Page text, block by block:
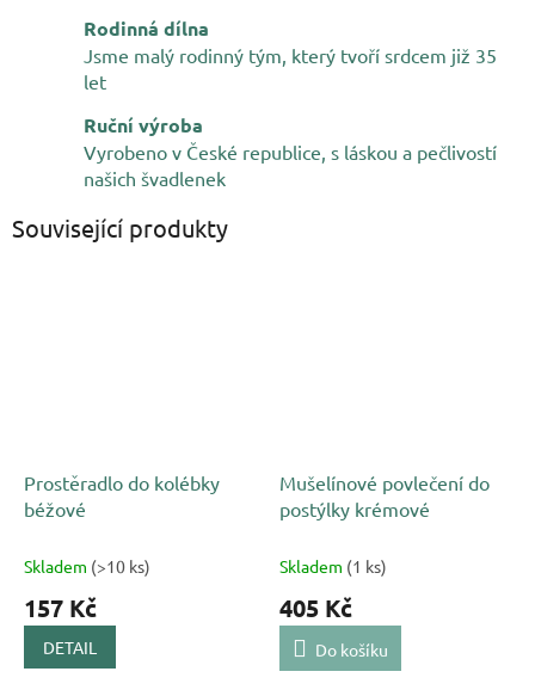
Rodinná dílna
Jsme malý rodinný tým, který tvoří srdcem již 35
let
Ruční výroba
Vyrobeno v České republice, s láskou a pečlivostí
našich švadlenek
Související produkty
Prostěradlo do kolébky
béžové
Skladem (>10 ks)
157 Kč
DETAIL
Mušelínové povlečení do
postýlky krémové
Skladem (1 ks)
405 Kč
Do košíku